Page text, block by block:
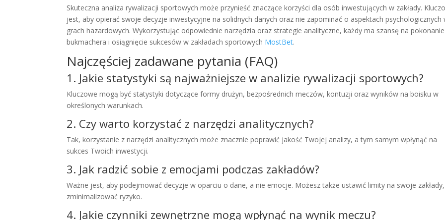
Skuteczna analiza rywalizacji sportowych może przynieść znaczące korzyści dla osób inwestujących w zakłady.
jest, aby opierać swoje decyzje inwestycyjne na solidnych danych oraz nie zapominać o aspektach psychologicznych
grach hazardowych. Wykorzystując odpowiednie narzędzia oraz strategie analityczne, każdy ma szansę na pokonanie
bukmachera i osiągnięcie sukcesów w zakładach sportowych MostBet.
Najczęściej zadawane pytania (FAQ)
1. Jakie statystyki są najważniejsze w analizie rywalizacji sportowych?
Kluczowe mogą być statystyki dotyczące formy drużyn, bezpośrednich meczów, kontuzji oraz wyników na boisku w
określonych warunkach.
2. Czy warto korzystać z narzędzi analitycznych?
Tak, korzystanie z narzędzi analitycznych może znacznie poprawić jakość Twojej analizy, a tym samym wpłynąć na
sukces Twoich inwestycji.
3. Jak radzić sobie z emocjami podczas zakładów?
Ważne jest, aby podejmować decyzje w oparciu o dane, a nie emocje. Możesz także ustawić limity na swoje
zminimalizować ryzyko.
4. Jakie czynniki zewnętrzne mogą wpłynąć na wynik meczu?